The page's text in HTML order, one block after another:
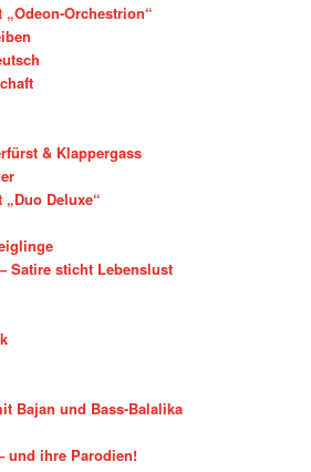
Orchestrion“
& Klappergass
Deluxe“
Satire sticht Lebenslust
Bajan und Bass-Balalika
und ihre Parodien!